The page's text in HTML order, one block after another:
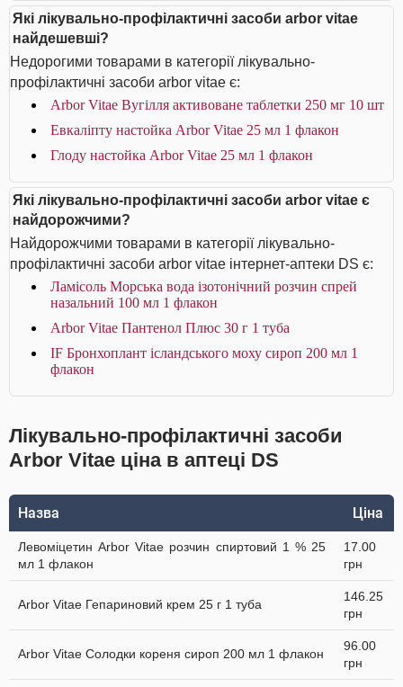
Які лікувально-профілактичні засоби arbor vitae
найдешевші?
Недорогими товарами в категорії лікувально-
профілактичні засоби arbor vitae є:
Arbor Vitae Вугілля активоване таблетки 250 мг 10 шт
Евкаліпту настойка Arbor Vitae 25 мл 1 флакон
Глоду настойка Arbor Vitae 25 мл 1 флакон
Які лікувально-профілактичні засоби arbor vitae є
найдорожчими?
Найдорожчими товарами в категорії лікувально-
профілактичні засоби arbor vitae інтернет-аптеки DS є:
Ламісоль Морська вода ізотонічний розчин спрей
назальний 100 мл 1 флакон
Arbor Vitae Пантенол Плюс 30 г 1 туба
IF Бронхоплант ісландського моху сироп 200 мл 1
флакон
Лікувально-профілактичні засоби
Arbor Vitae ціна в аптеці DS
Назва Ціна
Левоміцетин Arbor Vitae розчин спиртовий 1 % 25
мл 1 флакон
17.00
грн
Arbor Vitae Гепариновий крем 25 г 1 туба
146.25
грн
Arbor Vitae Солодки кореня сироп 200 мл 1 флакон
96.00
грн